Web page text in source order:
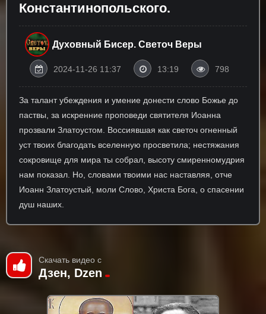
Константинопольского.
Духовный Бисер. Светоч Веры
2024-11-26 11:37 13:19 798
За талант убеждения и умение донести слово Божье до
паствы, за искренние проповеди святителя Иоанна
прозвали Златоустом. Воссиявшая как светоч огненный
уст твоих благодать вселенную просветила; нестяжания
сокровище для мира ты собрал, высоту смиренномудрия
нам показал. Но, словами твоими нас наставляя, отче
Иоанн Златоустый, моли Слово, Христа Бога, о спасении
душ наших.
Скачать видео с
Дзен, Dzen